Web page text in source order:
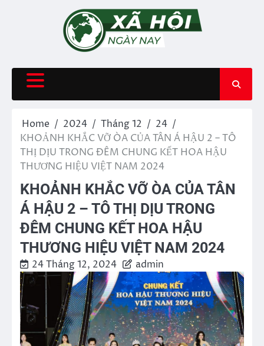
Home 2024 Tháng 12
24
KHOẢNH KHẮC VỠ ÒA CỦA TÂN Á HẬU 2 – TÔ
THỊ DỊU TRONG ĐÊM CHUNG KẾT HOA HẬU
THƯƠNG HIỆU VIỆT NAM 2024
KHOẢNH KHẮC VỠ ÒA CỦA TÂN
Á HẬU 2 – TÔ THỊ DỊU TRONG
ĐÊM CHUNG KẾT HOA HẬU
THƯƠNG HIỆU VIỆT NAM 2024
24 Tháng 12, 2024 admin